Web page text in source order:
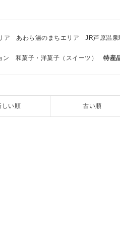
ア あわら湯のまちエリア JR芦原温泉
ン 和菓子・洋菓子（スイーツ） 特産
しい順 古い順